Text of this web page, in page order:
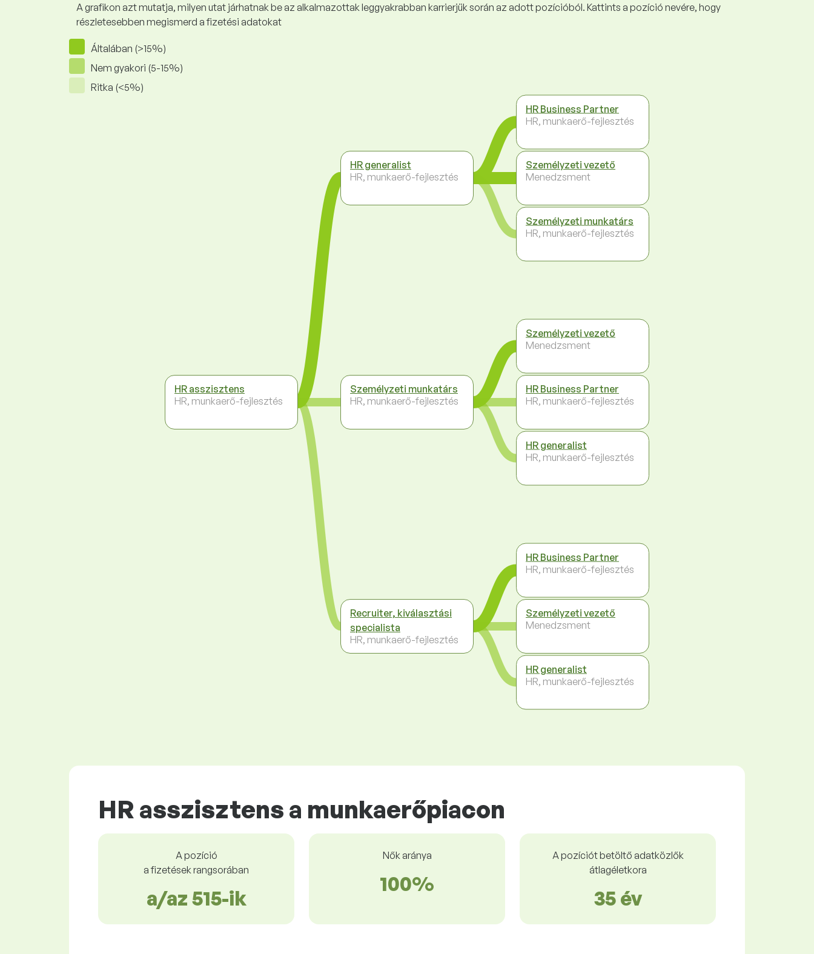
A grafikon azt mutatja, milyen utat járhatnak be az alkalmazottak leggyakrabban karrierjük során az adott pozícióból. Kattints a pozíció nevére, hogy
részletesebben megismerd a fizetési adatokat
Általában (>15%)
Nem gyakori (5-15%)
Ritka (<5%)
HR asszisztens
HR, munkaerő-fejlesztés
HR generalist
HR, munkaerő-fejlesztés
Személyzeti munkatárs
HR, munkaerő-fejlesztés
Recruiter, kiválasztási
specialista
HR, munkaerő-fejlesztés
HR Business Partner
HR, munkaerő-fejlesztés
Személyzeti vezető
Menedzsment
Személyzeti munkatárs
HR, munkaerő-fejlesztés
Személyzeti vezető
Menedzsment
HR Business Partner
HR, munkaerő-fejlesztés
HR generalist
HR, munkaerő-fejlesztés
HR Business Partner
HR, munkaerő-fejlesztés
Személyzeti vezető
Menedzsment
HR generalist
HR, munkaerő-fejlesztés
HR asszisztens a munkaerőpiacon
A pozíció
a fizetések rangsorában
a/az 515-ik
Nők aránya
100%
A pozíciót betöltő adatközlők
átlagéletkora
35 év